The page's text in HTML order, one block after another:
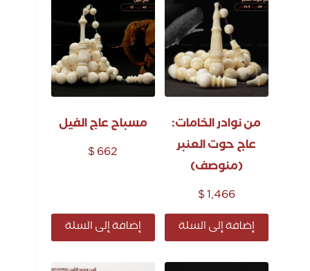
من نوادر الخامات:
عاج حوت العنبر
(منوصف)
$1,466
إضافة إلى السلة
مسباح عاج الفيل
$662
إضافة إلى السلة